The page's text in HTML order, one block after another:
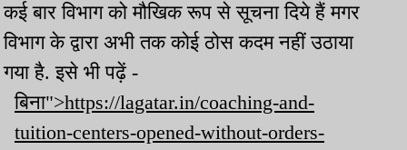
कई बार विभाग को मौखिक रूप से सूचना दिये हैं मगर
विभाग के द्वारा अभी तक कोई ठोस कदम नहीं उठाया
गया है. इसे भी पढ़ें -
बिना">https://lagatar.in/coaching-and-
tuition-centers-opened-without-orders-